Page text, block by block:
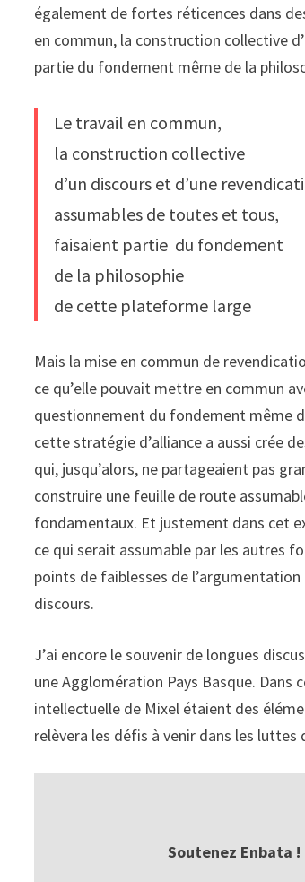
également de fortes réticences dans
en commun, la construction collective
partie du fondement même de la
Le travail en commun,
la construction collective
d’un discours et d’une
assumables de toutes et tous,
faisaient partie du fondement
de la philosophie
de cette plateforme large
Mais la mise en commun de
ce qu’elle pouvait mettre en commun
questionnement du fondement même
cette stratégie d’alliance a aussi crée
qui, jusqu’alors, ne partageaient pas
construire une feuille de route
fondamentaux. Et justement dans cet
ce qui serait assumable par les autres
points de faiblesses de
discours.
J’ai encore le souvenir de longues
une Agglomération Pays Basque.
intellectuelle de Mixel étaient des
relèvera les défis à venir dans les luttes
Soutenez Enbata !